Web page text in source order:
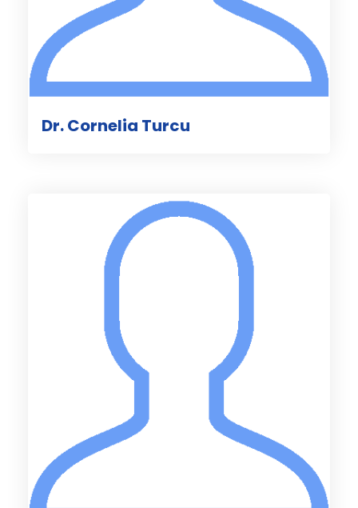
Dr. Cornelia Turcu